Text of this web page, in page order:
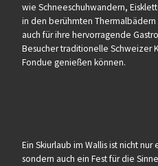
wie Schneeschuhwandern,
in den berühmten
auch für ihre hervorragende
Besucher traditionelle Schweizer
Fondue genießen können.
Ein Skiurlaub im Wallis ist nicht
sondern auch ein Fest für die